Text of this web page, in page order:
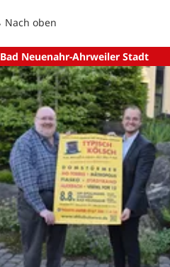
Nach oben
Bad Neuenahr-Ahrweiler Stadt